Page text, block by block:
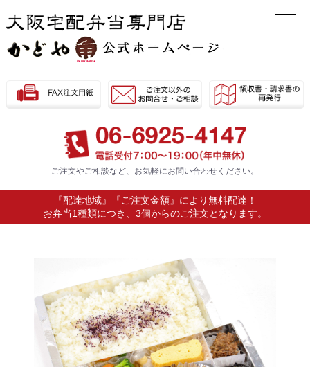
ご注文やご相談など、お気軽にお問い合わせください。
『配達地域』『ご注文金額』により無料配達！
お弁当1種類につき、3個からのご注文となります。